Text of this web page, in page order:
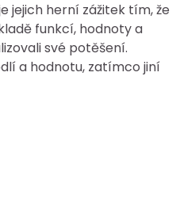
jejich herní zážitek tím, že
funkcí, hodnoty a
své potěšení.
a hodnotu, zatímco jiní